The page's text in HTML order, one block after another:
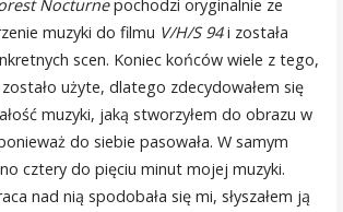
Nocturnepochodzi oryginalnie ze
muzyki do filmu V/H/S 94i została
scen. Koniec końców wiele z tego,
użyte, dlatego zdecydowałem się
muzyki, jaką stworzyłem do obrazu w
do siebie pasowała. W samym
cztery do pięciu minut mojej muzyki.
nad nią spodobała się mi, słyszałem ją